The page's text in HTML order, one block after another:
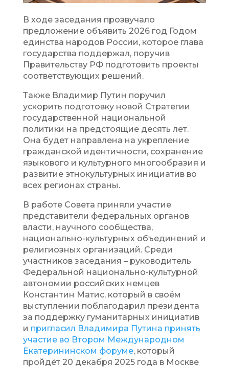
В ходе заседания прозвучало
предложение объявить 2026 год Годом
единства народов России, которое глава
государства поддержал, поручив
Правительству РФ подготовить проекты
соответствующих решений.
Также Владимир Путин поручил
ускорить подготовку новой Стратегии
государственной национальной
политики на предстоящие десять лет.
Она будет направлена на укрепление
гражданской идентичности, сохранение
языкового и культурного многообразия и
развитие этнокультурных инициатив во
всех регионах страны.
В работе Совета приняли участие
представители федеральных органов
власти, научного сообщества,
национально-культурных объединений и
религиозных организаций. Среди
участников заседания – руководитель
Федеральной национально-культурной
автономии российских немцев
Константин Матис, который в своём
выступлении поблагодарил президента
за поддержку гуманитарных инициатив
и пригласил Владимира Путина принять
участие во Втором Международном
Екатерининском форуме, который
пройдёт 20 декабря 2025 года в Москве